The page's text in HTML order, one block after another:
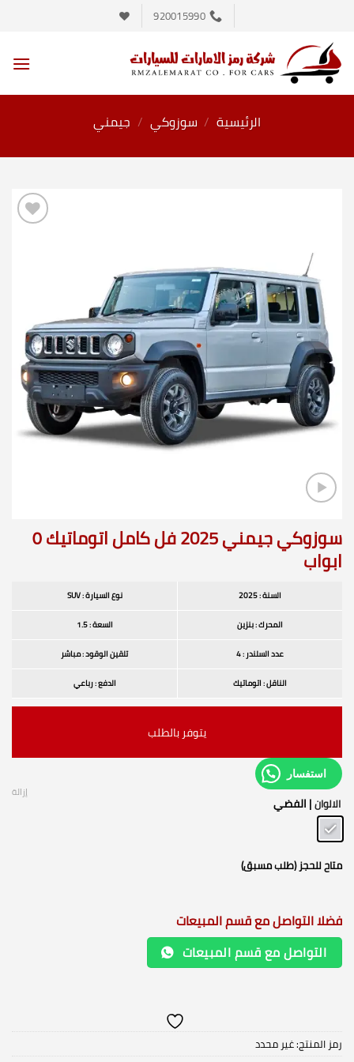
920015990
الرئيسية / سوزوكي / جيمني
سوزوكي جيمني 2025 فل كامل اتوماتيك ٥
ابواب
السنة : 2025
نوع السيارة : SUV
المحرك : بنزين
السعة : 1.5
عدد السلندر : 4
تلقين الوقود : مباشر
الناقل : اتوماتيك
الدفع : رباعي
يتوفر بالطلب
استفسار
الالوان| الفضي
إزالة
متاح للحجز (طلب مسبق)
فضلا التواصل مع قسم المبيعات
التواصل مع قسم المبيعات
رمز المنتج:غير محدد